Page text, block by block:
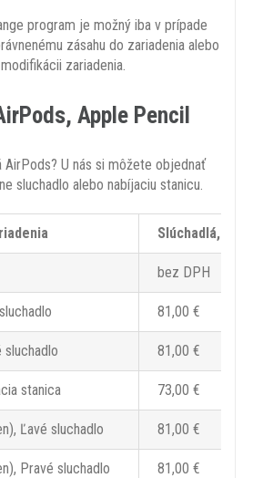
program je možný iba v prípade
zásahu do zariadenia alebo
zariadenia.
Apple Pencil
AirPods? U nás si môžete objednať
sluchadlo alebo nabíjaciu stanicu.
Slúchadlá,
bez DPH
81,00 €
sluchadlo 81,00 €
stanica 73,00 €
Ľavé sluchadlo 81,00 €
Pravé sluchadlo 81,00 €